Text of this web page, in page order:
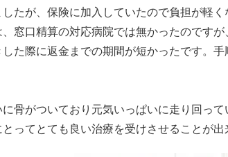
たが、保険に加入していたので負担が軽く
窓口精算の対応病院では無かったのです
た際に返金までの期間が短かったです。
骨がついており元気いっぱいに走り回っ
ってとても良い治療を受けさせることが出